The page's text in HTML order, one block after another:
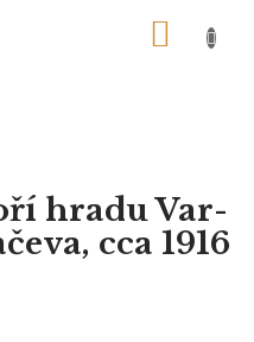
hradu Var-
cca 1916